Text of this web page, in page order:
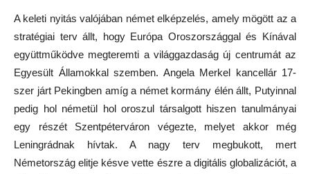
A keleti nyitás valójában német elképzelés, amely mögött az a
stratégiai terv állt, hogy Európa Oroszországgal és Kínával
együttműködve megteremti a világgazdaság új centrumát az
Egyesült Államokkal szemben. Angela Merkel kancellár 17-
szer járt Pekingben amíg a német kormány élén állt, Putyinnal
pedig hol németül hol oroszul társalgott hiszen tanulmányai
egy részét Szentpéterváron végezte, melyet akkor még
Leningrádnak hívtak. A nagy terv megbukott, mert
Németország elitje késve vette észre a digitális globalizációt, a